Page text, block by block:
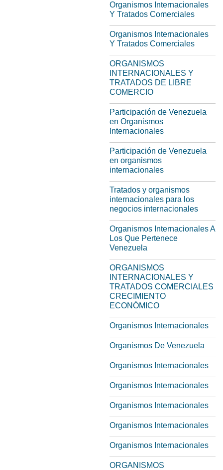
Organismos Internacionales
Y Tratados Comerciales
Organismos Internacionales
Y Tratados Comerciales
ORGANISMOS
INTERNACIONALES Y
TRATADOS DE LIBRE
COMERCIO
Participación de Venezuela
en Organismos
Internacionales
Participación de Venezuela
en organismos
internacionales
Tratados y organismos
internacionales para los
negocios internacionales
Organismos Internacionales A
Los Que Pertenece
Venezuela
ORGANISMOS
INTERNACIONALES Y
TRATADOS COMERCIALES
CRECIMIENTO
ECONÓMICO
Organismos Internacionales
Organismos De Venezuela
Organismos Internacionales
Organismos Internacionales
Organismos Internacionales
Organismos Internacionales
Organismos Internacionales
ORGANISMOS